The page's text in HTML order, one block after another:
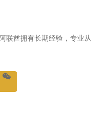
联酋拥有长期经验，专业从